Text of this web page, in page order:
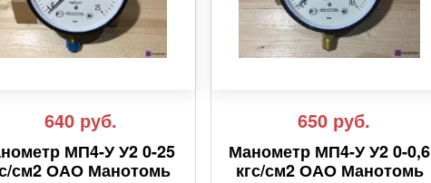
640 руб.
МП4-У У2 0-25
см2 ОАО Манотомь
650 руб.
Манометр МП4-У У2 0-0,6
кгс/см2 ОАО Манотомь